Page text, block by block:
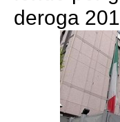
deroga